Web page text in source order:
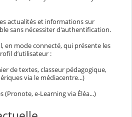
actualités et informations sur
sans nécessiter d'authentification.
en mode connecté, qui présente les
d’utilisateur :
de textes, classeur pédagogique,
via le médiacentre...)
(Pronote, e-Learning via Éléa...)